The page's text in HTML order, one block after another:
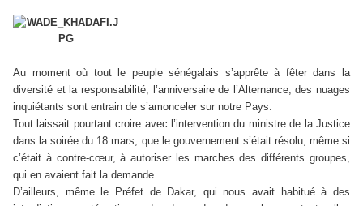
Au moment où tout le peuple sénégalais s’apprête à fêter dans la
diversité et la responsabilité, l’anniversaire de l’Alternance, des nuages
inquiétants sont entrain de s’amonceler sur notre Pays.
Tout laissait pourtant croire avec l’intervention du ministre de la Justice
dans la soirée du 18 mars, que le gouvernement s’était résolu, même si
c’était à contre-cœur, à autoriser les marches des différents groupes,
qui en avaient fait la demande.
D’ailleurs, même le Préfet de Dakar, qui nous avait habitué à des